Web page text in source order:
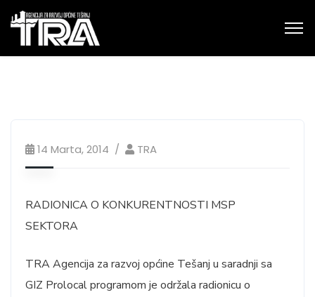
14 Marta, 2014 TRA
RADIONICA O KONKURENTNOSTI MSP
SEKTORA
TRA Agencija za razvoj općine Tešanj u saradnji sa
GIZ Prolocal programom je održala radionicu o